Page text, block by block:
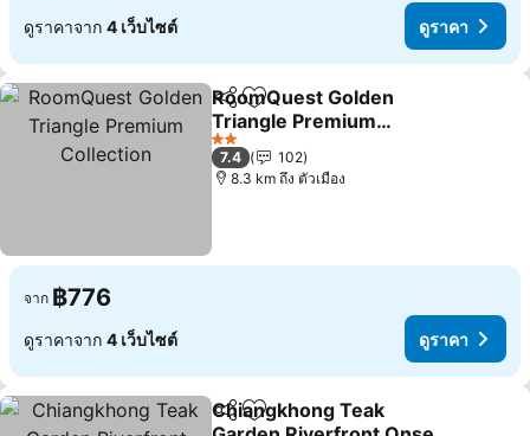
ดูราคาจาก 4 เว็บไซต์ ดูราคา
แชร์ เพิ่มในรายการโปรด
RoomQuest Golden
Triangle Premium
Collection
ดูราคา
2 ดาว
7.4
102
8.3 km ถึง ตัวเมือง
จาก ฿776
ดูราคาจาก 4 เว็บไซต์ ดูราคา
แชร์ เพิ่มในรายการโปรด
Chiangkhong Teak